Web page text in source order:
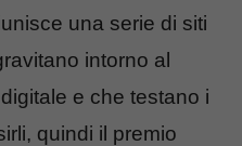
una serie di siti
intorno al
e che testano i
quindi il premio